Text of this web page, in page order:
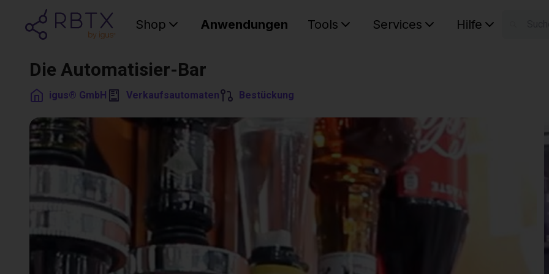
Shop Anwendungen Tools Services Hilfe
Die Automatisier-Bar
igus® GmbH Verkaufsautomaten Bestückung